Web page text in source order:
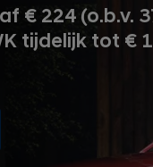
€ 224 (o.b.v.
tijdelijk tot €